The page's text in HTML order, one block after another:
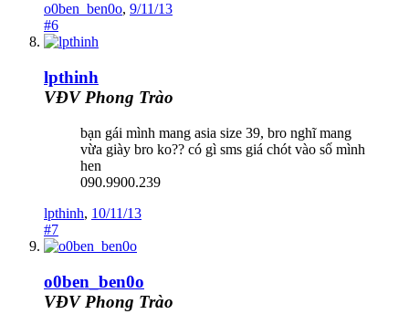
o0ben_ben0o, 9/11/13
#6
lpthinh
VĐV Phong Trào
bạn gái mình mang asia size 39, bro nghĩ mang
vừa giày bro ko?? có gì sms giá chót vào số mình
hen
090.9900.239
lpthinh, 10/11/13
#7
o0ben_ben0o
VĐV Phong Trào